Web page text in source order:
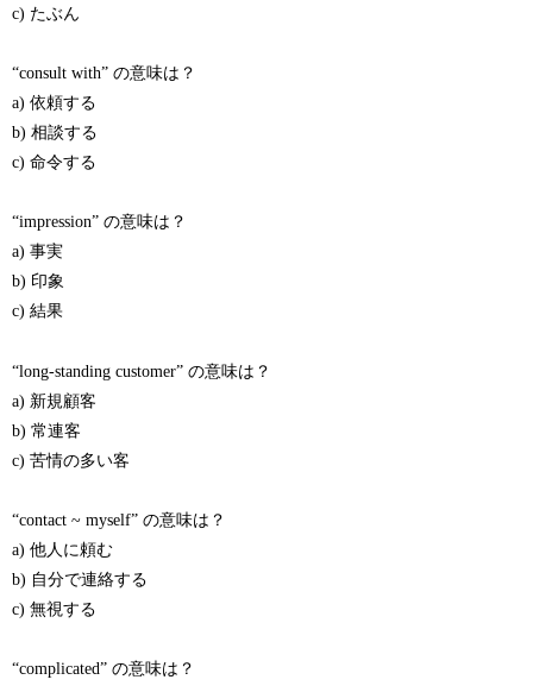
c) たぶん
“consult with” の意味は？
a) 依頼する
b) 相談する
c) 命令する
“impression” の意味は？
a) 事実
b) 印象
c) 結果
“long-standing customer” の意味は？
a) 新規顧客
b) 常連客
c) 苦情の多い客
“contact ~ myself” の意味は？
a) 他人に頼む
b) 自分で連絡する
c) 無視する
“complicated” の意味は？